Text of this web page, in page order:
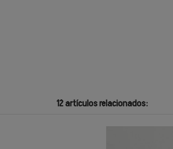
12 artículos relacionados: